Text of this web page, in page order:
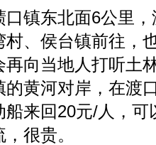
镇东北面6公里，
村、侯台镇前往，
向当地人打听土
黄河对岸，在渡
来回20元/人，可
很贵。